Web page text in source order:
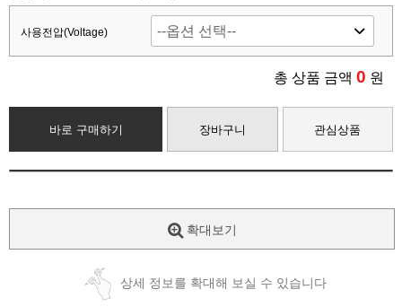
사용전압(Voltage)
총 상품 금액 0 원
바로 구매하기 장바구니 관심상품
확대보기
상세 정보를 확대해 보실 수 있습니다